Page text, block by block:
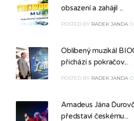
obsazení a zahájil ...
POSTED BY RADEK JANDA
Oblíbený muzikál
přichází s pokračov...
POSTED BY RADEK JANDA
Amadeus Jána
představí českému...